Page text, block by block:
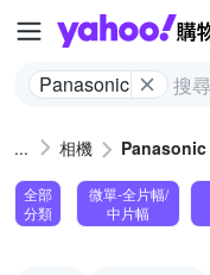
Panasonic
相機 Panasonic
全部
分類
微單-全片幅/
中片幅